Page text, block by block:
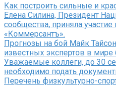
Как построить сильные и
Елена Силина, Президент
сообщества, приняла
«Коммерсантъ».
Прогнозы на бой Майк
известных экспертов в мире
Уважаемые коллеги, до 30
необходимо подать
Перечень физкультурно-